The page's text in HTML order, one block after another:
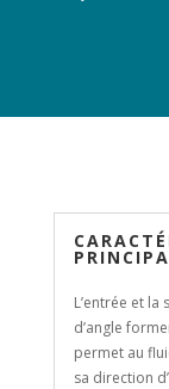
L’entrée et
d’angle
permet au
sa direction